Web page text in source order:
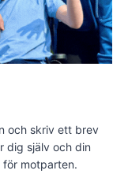
och skriv ett brev
dig själv och din
motparten.